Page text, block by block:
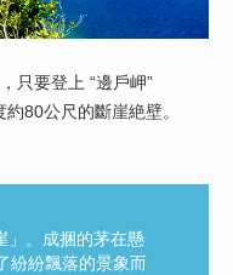
只要登上 “邊戶岬”
80公尺的斷崖絶壁。
」。成捆的茅在懸
紛紛飄落的景象而